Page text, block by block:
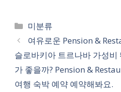
카
테
고
리
미분류
여유로운 Pension &
슬로바키아 트르나바 가성비
가 좋을까? Pension &
여행 숙박 예약 예약해봐요.